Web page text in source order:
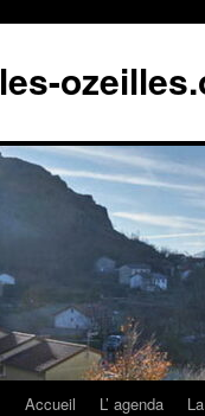
contenu
les-
Accueil L’ agenda